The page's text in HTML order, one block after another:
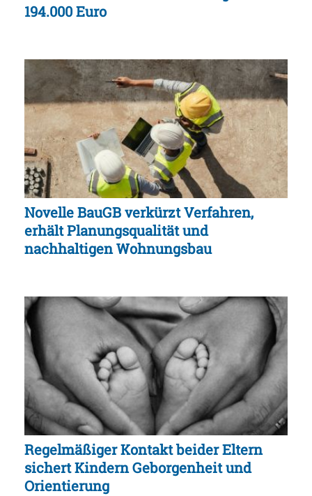
194.000 Euro
Novelle BauGB verkürzt Verfahren,
erhält Planungsqualität und
nachhaltigen Wohnungsbau
Regelmäßiger Kontakt beider Eltern
sichert Kindern Geborgenheit und
Orientierung